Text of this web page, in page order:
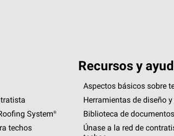
System®
techos
Recursos y
Aspectos básicos sobre
Herramientas de diseño
Biblioteca de documentos
Únase a la red de